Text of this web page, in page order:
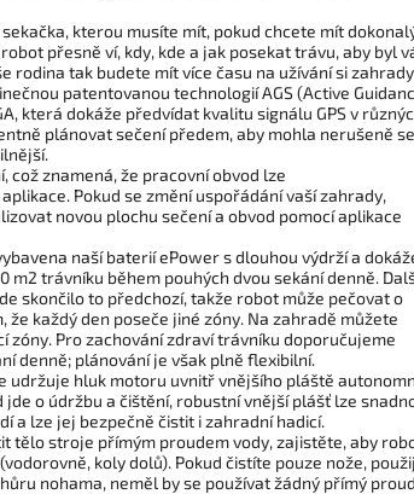
kterou musíte mít, pokud chcete mít
přesně ví, kdy, kde a jak posekat trávu, aby byl
rodina tak budete mít více času na užívání si
patentovanou technologií AGS (Active
která dokáže předvídat kvalitu signálu GPS v
plánovat sečení předem, aby mohla nerušeně
což znamená, že pracovní obvod lze
Pokud se změní uspořádání vaší zahrady,
novou plochu sečení a obvod pomocí aplikace
naší baterií ePower s dlouhou výdrží a
m2 trávníku během pouhých dvou sekání denně.
skončilo to předchozí, takže robot může pečovat o
že každý den poseče jiné zóny. Na zahradě můžete
zóny. Pro zachování zdraví trávníku doporučujeme
denně; plánování je však plně flexibilní.
udržuje hluk motoru uvnitř vnějšího pláště
jde o údržbu a čištění, robustní vnější plášť lze
a lze jej bezpečně čistit i zahradní hadicí.
tělo stroje přímým proudem vody, zajistěte, aby
koly dolů). Pokud čistíte pouze nože,
nohama, neměl by se používat žádný přímý proud